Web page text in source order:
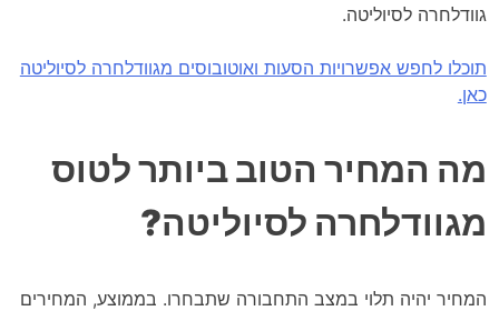
גוודלחרה לסיוליטה.
תוכלו לחפש אפשרויות הסעות ואוטובוסים מגוודלחרה לסיוליטה
כאן.
מה המחיר הטוב ביותר לטוס
מגוודלחרה לסיוליטה?
המחיר יהיה תלוי במצב התחבורה שתבחרו. בממוצע, המחירים